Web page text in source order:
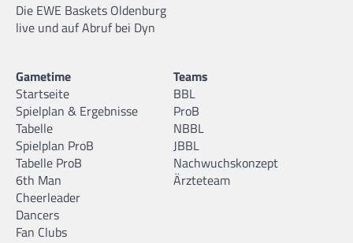
Die EWE Baskets Oldenburg
live und auf Abruf bei Dyn
Gametime
Startseite
Spielplan & Ergebnisse
Tabelle
Spielplan ProB
Tabelle ProB
6th Man
Cheerleader
Dancers
Fan Clubs
Teams
BBL
ProB
NBBL
JBBL
Nachwuchskonzept
Ärzteteam